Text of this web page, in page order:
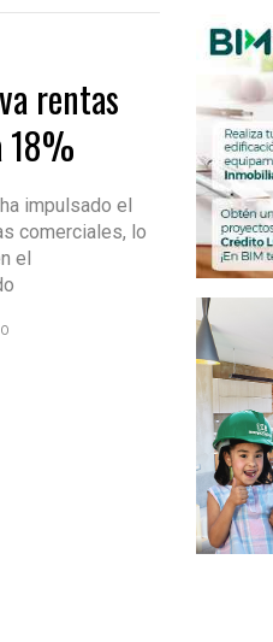
rentas
18%
impulsado el
comerciales, lo
el